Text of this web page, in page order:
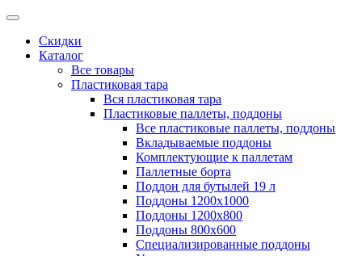
Скидки
Каталог
Все товары
Пластиковая тара
Вся пластиковая тара
Пластиковые паллеты, поддоны
Все пластиковые паллеты, поддоны
Вкладываемые поддоны
Комплектующие к паллетам
Паллетные борта
Поддон для бутылей 19 л
Поддоны 1200х1000
Поддоны 1200х800
Поддоны 800х600
Специализированные поддоны